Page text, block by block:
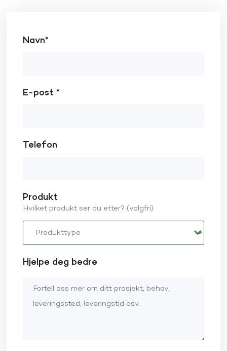
Navn*
E-post *
Telefon
Produkt
Hvilket produkt ser du etter? (valgfri)
Hjelpe deg bedre